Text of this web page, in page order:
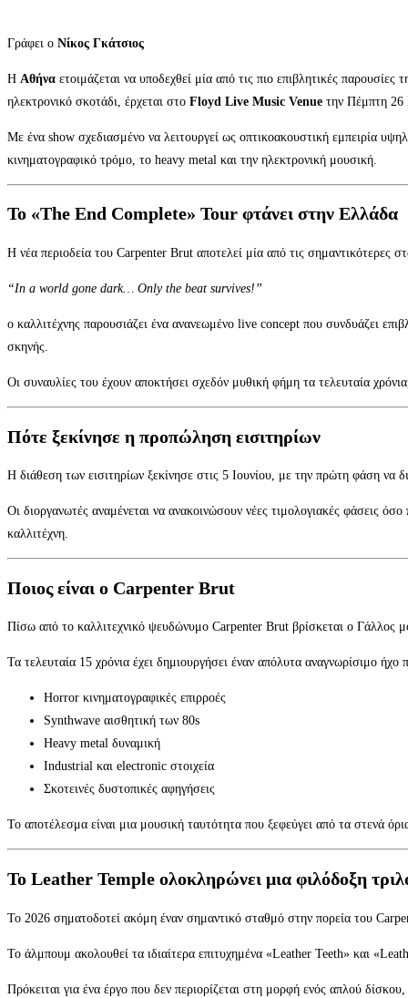
Γράφει ο Νίκος Γκάτσιος
Η Αθήνα ετοιμάζεται να υποδεχθεί μία από τις πιο επιβλητικές
ηλεκτρονικό σκοτάδι, έρχεται στο Floyd Live Music Venue την Πέμπτη 26
Με ένα show σχεδιασμένο να λειτουργεί ως οπτικοακουστική εμπειρία
κινηματογραφικό τρόμο, το heavy metal και την ηλεκτρονική μουσική.
Το «The End Complete» Tour φτάνει στην Ελλάδα
Η νέα περιοδεία του Carpenter Brut αποτελεί μία από τις σημαντικότερες
“In a world gone dark… Only the beat survives!”
ο καλλιτέχνης παρουσιάζει ένα ανανεωμένο live concept που συνδυάζει
σκηνής.
Οι συναυλίες του έχουν αποκτήσει σχεδόν μυθική φήμη τα τελευταία
Πότε ξεκίνησε η προπώληση εισιτηρίων
Η διάθεση των εισιτηρίων ξεκίνησε στις 5 Ιουνίου, με την πρώτη φάση να
Οι διοργανωτές αναμένεται να ανακοινώσουν νέες τιμολογιακές φάσεις
καλλιτέχνη.
Ποιος είναι ο Carpenter Brut
Πίσω από το καλλιτεχνικό ψευδώνυμο Carpenter Brut βρίσκεται ο Γάλλος
Τα τελευταία 15 χρόνια έχει δημιουργήσει έναν απόλυτα αναγνωρίσιμο ήχο
Horror κινηματογραφικές επιρροές
Synthwave αισθητική των 80s
Heavy metal δυναμική
Industrial και electronic στοιχεία
Σκοτεινές δυστοπικές αφηγήσεις
Το αποτέλεσμα είναι μια μουσική ταυτότητα που ξεφεύγει από τα στενά
Το Leather Temple ολοκληρώνει μια φιλόδοξη
Το 2026 σηματοδοτεί ακόμη έναν σημαντικό σταθμό στην πορεία του
Το άλμπουμ ακολουθεί τα ιδιαίτερα επιτυχημένα «Leather Teeth» και
Πρόκειται για ένα έργο που δεν περιορίζεται στη μορφή ενός απλού